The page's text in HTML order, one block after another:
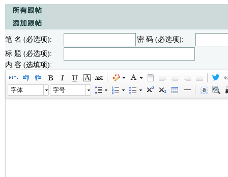
笔 名 (必选项):
密 码 (必选项):
标 题 (必选项):
内 容 (选填项):
字体 字号